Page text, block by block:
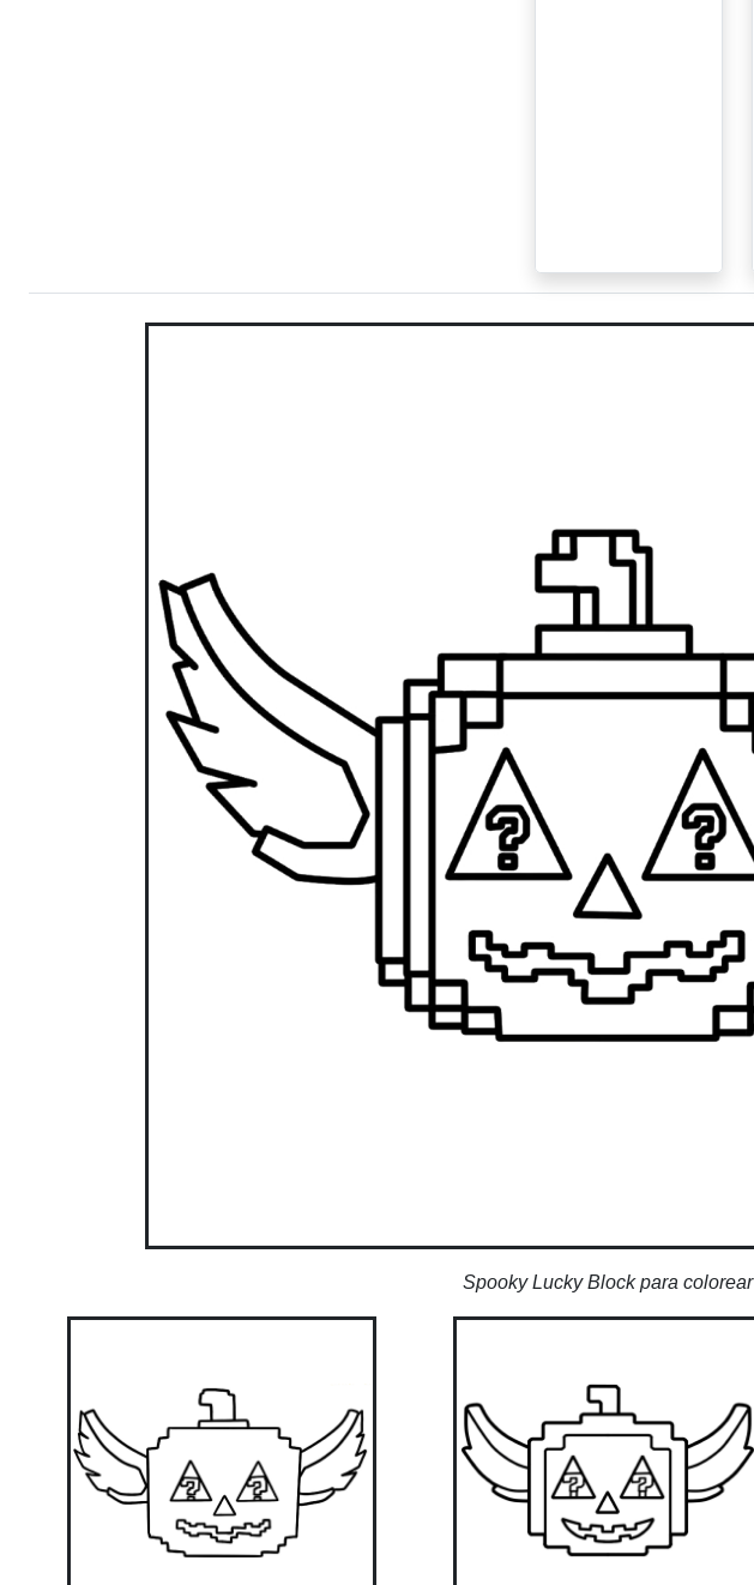
Spooky Lucky Block para colorear